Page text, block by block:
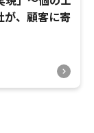
が、顧客に寄